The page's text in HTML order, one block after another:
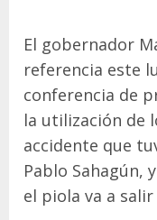
El gobernador
referencia este
conferencia de
la utilización de
accidente que
Pablo Sahagún,
el piola va a